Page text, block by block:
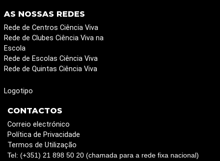
AS NOSSAS REDES
Rede de Centros Ciência Viva
Rede de Clubes Ciência Viva na
Escola
Rede de Escolas Ciência Viva
Rede de Quintas Ciência Viva
Logotipo
CONTACTOS
Correio electrónico
Política de Privacidade
Termos de Utilização
Tel: (+351) 21 898 50 20 (chamada para a rede fixa nacional)